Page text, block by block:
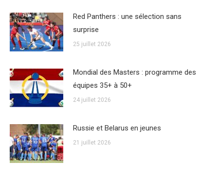
Red Panthers : une sélection sans
surprise
25 juillet 2026
Mondial des Masters : programme des
équipes 35+ à 50+
24 juillet 2026
Russie et Belarus en jeunes
21 juillet 2026